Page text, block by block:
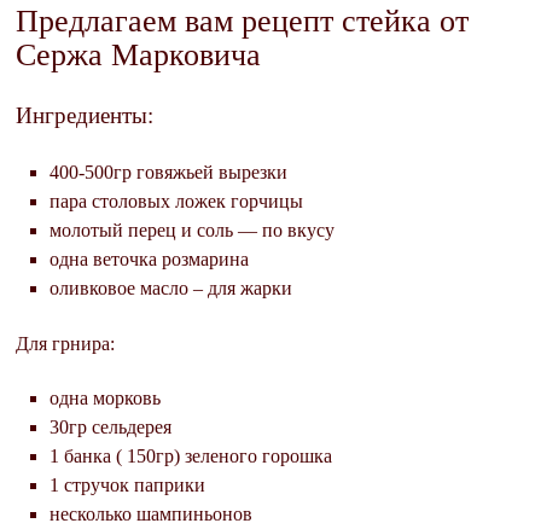
Предлагаем вам рецепт стейка от
Сержа Марковича
Ингредиенты:
400-500гр говяжьей вырезки
пара столовых ложек горчицы
молотый перец и соль — по вкусу
одна веточка розмарина
оливковое масло – для жарки
Для грнира:
одна морковь
30гр сельдерея
1 банка ( 150гр) зеленого горошка
1 стручок паприки
несколько шампиньонов